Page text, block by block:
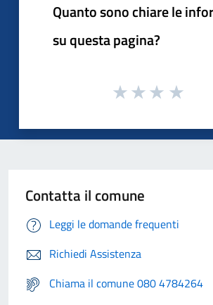
Quanto sono chiare le
su questa pagina?
Contatta il comune
Leggi le domande frequenti
Richiedi Assistenza
Chiama il comune 080 4784264